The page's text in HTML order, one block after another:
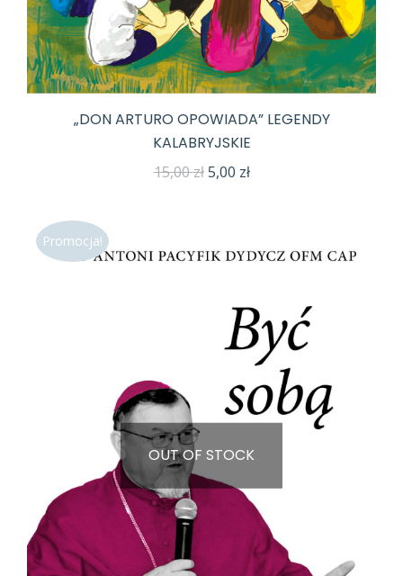
„DON ARTURO OPOWIADA” LEGENDY
KALABRYJSKIE
15,00zł Pierwotna
15,00 zł.
5,00 złAktualna
5,00 zł.
Promocja!
OUT OF STOCK